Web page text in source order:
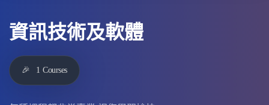
資訊技術及軟體
🎉 1 Courses